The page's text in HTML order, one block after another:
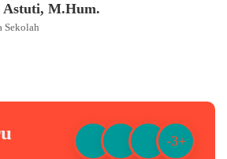
Astuti, M.Hum.
Sekolah
-3+